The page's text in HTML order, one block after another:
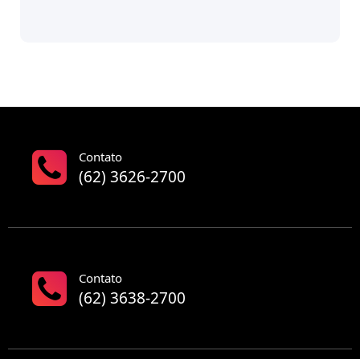
Contato
(62) 3626-2700
Contato
(62) 3638-2700